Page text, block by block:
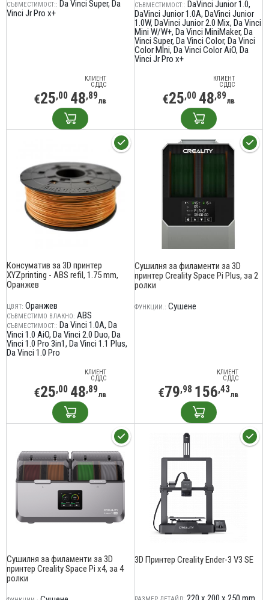
СЪВМЕСТИМОСТ:: Da Vinci Super Da
Vinci Jr Pro x+
КЛИЕНТ
С ДДС
€25,00 48,89лв
СЪВМЕСТИМОСТ:: DaVinci Junior 1.0
DaVinci Junior 1.0A DaVinci Junior
1.0W DaVinci Junior 2.0 Mix Da Vinci
Mini W/W+ Da Vinci MiniMaker Da
Vinci Super Da Vinci Color Da Vinci
Color MIni Da Vinci Color AiO Da
Vinci Jr Pro x+
КЛИЕНТ
С ДДС
€25,00 48,89лв
Консуматив за 3D принтер
XYZprinting - ABS refil, 1.75 mm,
Оранжев
ЦВЯТ: Оранжев
СЪВМЕСТИМО ВЛАКНО: ABS
СЪВМЕСТИМОСТ:: Da Vinci 1.0A Da
Vinci 1.0 AiO Da Vinci 2.0 Duo Da
Vinci 1.0 Pro 3in1 Da Vinci 1.1 Plus
Da Vinci 1.0 Pro
КЛИЕНТ
С ДДС
€25,00 48,89лв
Сушилня за филаменти за 3D
принтер Creality Space Pi Plus, за 2
ролки
ФУНКЦИИ.: Сушене
КЛИЕНТ
С ДДС
€79,98 156,43лв
Сушилня за филаменти за 3D
принтер Creality Space Pi x4, за 4
ролки
3D Принтер Creality Ender-3 V3 SE